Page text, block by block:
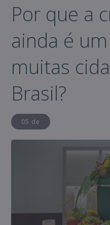
Por que a
ainda é
muitas
Brasil?
05 de